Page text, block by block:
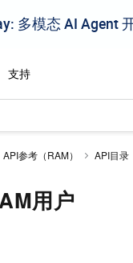
API参考（RAM） API目录
用户